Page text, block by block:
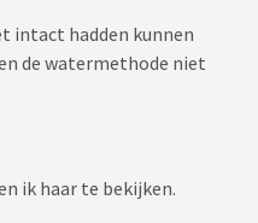
intact hadden kunnen
de watermethode niet
ik haar te bekijken.